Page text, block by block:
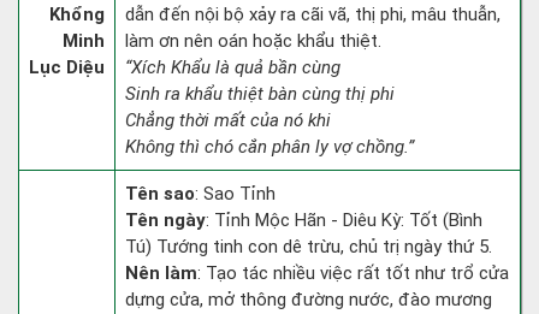
Khổng
Minh
Lục Diệu
dẫn đến nội bộ xảy ra cãi vã, thị phi, mâu thuẫn,
làm ơn nên oán hoặc khẩu thiệt.
“Xích Khẩu là quả bần cùng
Sinh ra khẩu thiệt bàn cùng thị phi
Chẳng thời mất của nó khi
Không thì chó cắn phân ly vợ chồng.”
Tên sao: Sao Tỉnh
Tên ngày: Tỉnh Mộc Hãn - Diêu Kỳ: Tốt (Bình
Tú) Tướng tinh con dê trừu, chủ trị ngày thứ 5.
Nên làm: Tạo tác nhiều việc rất tốt như trổ cửa
dựng cửa, mở thông đường nước, đào mương